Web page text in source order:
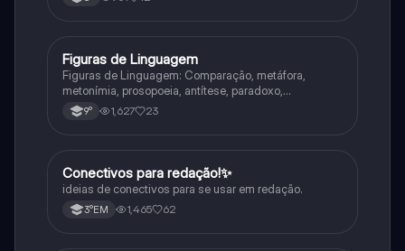
Português
Figuras de Linguagem
Figuras de Linguagem: Comparação, metáfora,
metonímia, prosopoeia, antítese, paradoxo,
eufemismo, hipérbole e onomatopeia
9° 1,627 23
Português
Conectivos para redação!✨
ideias de conectivos para se usar em redação.
3°EM 1,465 62